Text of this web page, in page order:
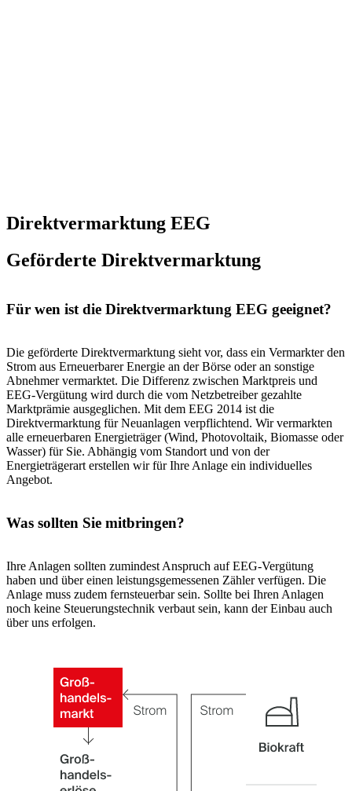
Direktvermarktung EEG
Geförderte Direkt­ver­mark­tung
Für wen ist die Direktvermarktung EEG geeignet?
Die geförderte Direktvermarktung sieht vor, dass ein Vermarkter den
Strom aus Erneuerbarer Energie an der Börse oder an sonstige
Abnehmer vermarktet. Die Differenz zwischen Marktpreis und
EEG-Vergütung wird durch die vom Netzbetreiber gezahlte
Marktprämie ausgeglichen. Mit dem EEG 2014 ist die
Direktvermarktung für Neuanlagen verpflichtend. Wir vermarkten
alle erneuerbaren Energieträger (Wind, Photovoltaik, Biomasse oder
Wasser) für Sie. Abhängig vom Standort und von der
Energieträgerart erstellen wir für Ihre Anlage ein individuelles
Angebot.
Was sollten Sie mitbringen?
Ihre Anlagen sollten zumindest Anspruch auf EEG-Vergütung
haben und über einen leistungsgemessenen Zähler verfügen. Die
Anlage muss zudem fernsteuerbar sein. Sollte bei Ihren Anlagen
noch keine Steuerungstechnik verbaut sein, kann der Einbau auch
über uns erfolgen.